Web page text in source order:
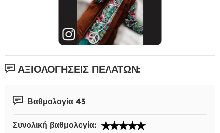
ΑΞΙΟΛΟΓΉΣΕΙΣ ΠΕΛΑΤΏΝ:
Βαθμολογία 43
Συνολική βαθμολογία: